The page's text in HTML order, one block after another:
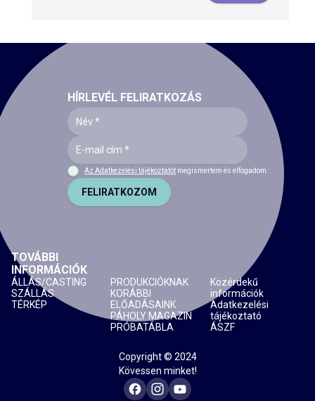
Copyright © 2024
Kövessen minket!
TOVÁBBI
INFORMÁCIÓK
ÁLLÁS/CASTING
SZÁLLÁS
TÉRKÉP
PRODUKCIÓKNAK
KORÁBBI
ELŐADÁSAINK
PÁHOLY MAGAZIN
PRÓBATÁBLA
Közérdekű
információk
Adatkezelési
tájékoztató
ÁSZF
HÍRLEVÉL FELIRATKOZÁS
Az Adatkezelési tájékoztatót megismertem és elfogadom.
FELIRATKOZOM